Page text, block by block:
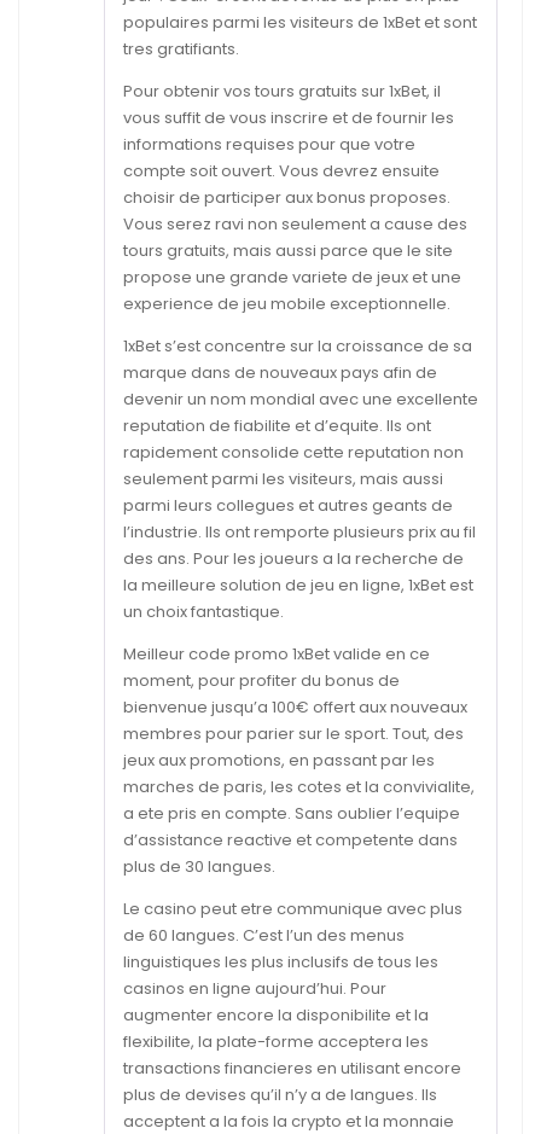
populaires parmi les visiteurs de 1xBet et sont
tres gratifiants.
Pour obtenir vos tours gratuits sur 1xBet, il
vous suffit de vous inscrire et de fournir les
informations requises pour que votre
compte soit ouvert. Vous devrez ensuite
choisir de participer aux bonus proposes.
Vous serez ravi non seulement a cause des
tours gratuits, mais aussi parce que le site
propose une grande variete de jeux et une
experience de jeu mobile exceptionnelle.
1xBet s’est concentre sur la croissance de sa
marque dans de nouveaux pays afin de
devenir un nom mondial avec une excellente
reputation de fiabilite et d’equite. Ils ont
rapidement consolide cette reputation non
seulement parmi les visiteurs, mais aussi
parmi leurs collegues et autres geants de
l’industrie. Ils ont remporte plusieurs prix au fil
des ans. Pour les joueurs a la recherche de
la meilleure solution de jeu en ligne, 1xBet est
un choix fantastique.
Meilleur code promo 1xBet valide en ce
moment, pour profiter du bonus de
bienvenue jusqu’a 100€ offert aux nouveaux
membres pour parier sur le sport. Tout, des
jeux aux promotions, en passant par les
marches de paris, les cotes et la convivialite,
a ete pris en compte. Sans oublier l’equipe
d’assistance reactive et competente dans
plus de 30 langues.
Le casino peut etre communique avec plus
de 60 langues. C’est l’un des menus
linguistiques les plus inclusifs de tous les
casinos en ligne aujourd’hui. Pour
augmenter encore la disponibilite et la
flexibilite, la plate-forme acceptera les
transactions financieres en utilisant encore
plus de devises qu’il n’y a de langues. Ils
acceptent a la fois la crypto et la monnaie